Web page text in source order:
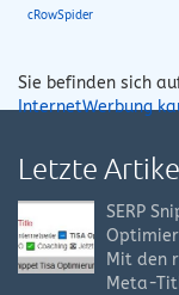
cRowSpider
Sie befinden sich
InternetWerbung
Letzte
SERP
Mit den
Meta-